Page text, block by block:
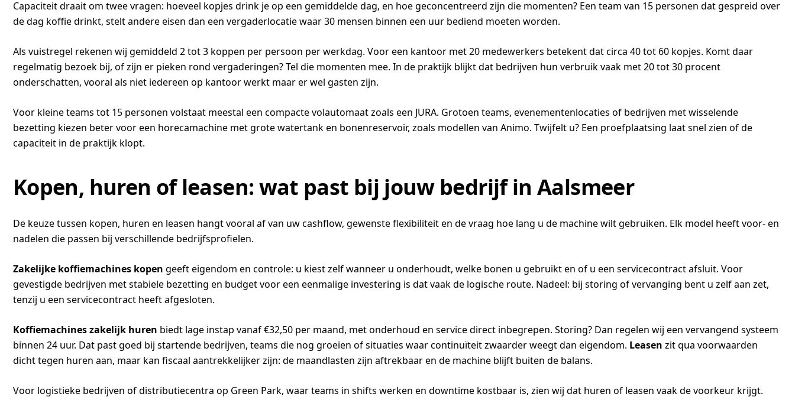
Capaciteit draait om twee vragen: hoeveel kopjes drink je op een gemiddelde dag, en hoe geconcentreerd zijn die momenten? Een team van 15 personen dat gespreid over
de dag koffie drinkt, stelt andere eisen dan een vergaderlocatie waar 30 mensen binnen een uur bediend moeten worden.
Als vuistregel rekenen wij gemiddeld 2 tot 3 koppen per persoon per werkdag. Voor een kantoor met 20 medewerkers betekent dat circa 40 tot 60 kopjes. Komt daar
regelmatig bezoek bij, of zijn er pieken rond vergaderingen? Tel die momenten mee. In de praktijk blijkt dat bedrijven hun verbruik vaak met 20 tot 30 procent
onderschatten, vooral als niet iedereen op kantoor werkt maar er wel gasten zijn.
Voor kleine teams tot 15 personen volstaat meestal een compacte volautomaat zoals een JURA. Grotoen teams, evenementenlocaties of bedrijven met wisselende
bezetting kiezen beter voor een horecamachine met grote watertank en bonenreservoir, zoals modellen van Animo. Twijfelt u? Een proefplaatsing laat snel zien of de
capaciteit in de praktijk klopt.
Kopen, huren of leasen: wat past bij jouw bedrijf in Aalsmeer
De keuze tussen kopen, huren en leasen hangt vooral af van uw cashflow, gewenste flexibiliteit en de vraag hoe lang u de machine wilt gebruiken. Elk model heeft voor- en
nadelen die passen bij verschillende bedrijfsprofielen.
Zakelijke koffiemachines kopen geeft eigendom en controle: u kiest zelf wanneer u onderhoudt, welke bonen u gebruikt en of u een servicecontract afsluit. Voor
gevestigde bedrijven met stabiele bezetting en budget voor een eenmalige investering is dat vaak de logische route. Nadeel: bij storing of vervanging bent u zelf aan zet,
tenzij u een servicecontract heeft afgesloten.
Koffiemachines zakelijk huren biedt lage instap vanaf €32,50 per maand, met onderhoud en service direct inbegrepen. Storing? Dan regelen wij een vervangend systeem
binnen 24 uur. Dat past goed bij startende bedrijven, teams die nog groeien of situaties waar continuïteit zwaarder weegt dan eigendom. Leasen zit qua voorwaarden
dicht tegen huren aan, maar kan fiscaal aantrekkelijker zijn: de maandlasten zijn aftrekbaar en de machine blijft buiten de balans.
Voor logistieke bedrijven of distributiecentra op Green Park, waar teams in shifts werken en downtime kostbaar is, zien wij dat huren of leasen vaak de voorkeur krijgt.